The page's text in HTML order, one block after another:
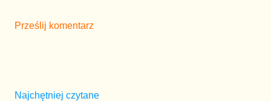
Prześlij komentarz
Najchętniej czytane